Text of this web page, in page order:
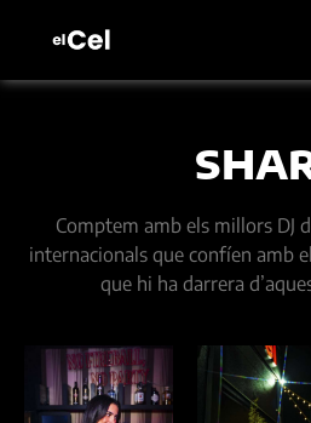
internacionals que confíen amb
que hi ha darrera